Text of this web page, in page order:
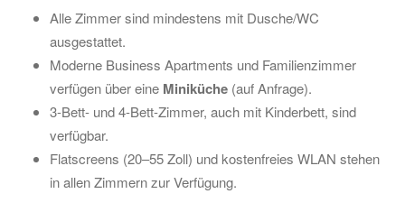
Alle Zimmer sind mindestens mit Dusche/WC
ausgestattet.
Moderne Business Apartments und Familienzimmer
verfügen über eine Miniküche (auf Anfrage).
3-Bett- und 4-Bett-Zimmer, auch mit Kinderbett, sind
verfügbar.
Flatscreens (20–55 Zoll) und kostenfreies WLAN stehen
in allen Zimmern zur Verfügung.